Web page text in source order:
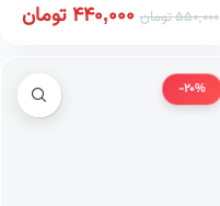
550,000تومان 440,000تومان
-20%